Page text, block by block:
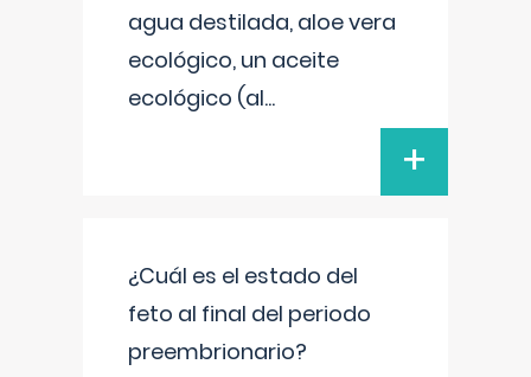
agua destilada, aloe vera
ecológico, un aceite
ecológico (al...
+
¿Cuál es el estado del
feto al final del periodo
preembrionario?